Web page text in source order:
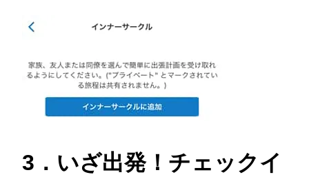
3．いざ出発！チェックイ